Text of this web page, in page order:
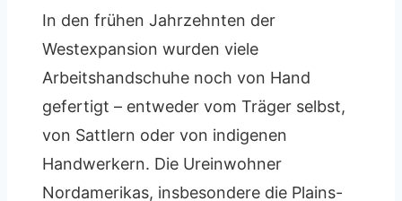
In den frühen Jahrzehnten der
Westexpansion wurden viele
Arbeitshandschuhe noch von Hand
gefertigt – entweder vom Träger selbst,
von Sattlern oder von indigenen
Handwerkern. Die Ureinwohner
Nordamerikas, insbesondere die Plains-